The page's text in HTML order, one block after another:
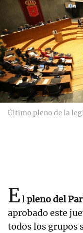
Último pleno de la
Elpleno del
aprobado este
todos los grupos